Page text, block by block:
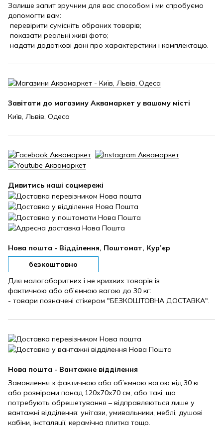
Залише запит зручним для вас способом і ми спробуємо
допомогти вам:
перевірити сумісніть обраних товарів;
показати реальні живі фото;
надати додаткові дані про характерстики і комплектацю.
Завітати до магазину Аквамаркет у вашому місті
Київ, Львів, Одеса
Дивитись наші соцмережі
Нова пошта - Відділення, Поштомат, Кур’єр
безкоштовно
Для малогабаритних і не крихких товарів із
фактичною або об’ємною вагою до 30 кг:
- товари позначені стікером "БЕЗКОШТОВНА ДОСТАВКА".
Нова пошта - Вантажне відділення
Замовлення з фактичною або об’ємною вагою від 30 кг
або розмірами понад 120х70х70 см, або такі, що
потребують обрешетування – відправляються лише у
вантажні відділення: унітази, умивальники, меблі, душові
кабіни, інсталяції, керамічна плитка тощо.